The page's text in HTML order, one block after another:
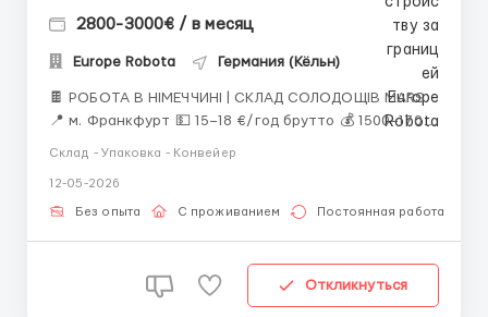
2800-3000€ / в месяц
Europe Robota Германия (Кёльн)
🍫 РОБОТА В НІМЕЧЧИНІ | СКЛАД СОЛОДОЩІВ MARS
📍 м. Франкфурт 💵 15–18 €/год брутто 💰 1500–1700
солодощів; ◈ стікерування та сканування товару; ◈
підготовка продукції до ...
Склад - Упаковка - Конвейер
12-05-2026
Без опыта С проживанием Постоянная работа
Откликнуться